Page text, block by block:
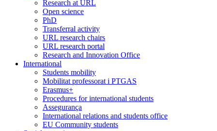
Research at URL
Open science
PhD
Transferral activity
URL research chairs
URL research portal
Research and Innovation Office
International
Students mobility
Mobilitat professorat i PTGAS
Erasmus+
Procedures for international students
Assegurança
International relations and students office
EU Community students